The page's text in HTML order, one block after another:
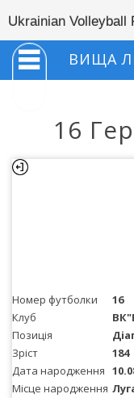
Ukrainian Volleyball
ВИЩА
16
Номер футболки
16
Клуб
Позиція
Зріст
184
Дата народження
Місце народження